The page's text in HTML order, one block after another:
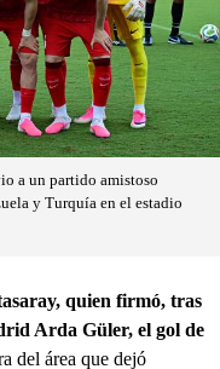
a un partido amistoso
y Turquía en el estadio
quien firmó, tras
Arda Güler, el gol de
del área que dejó